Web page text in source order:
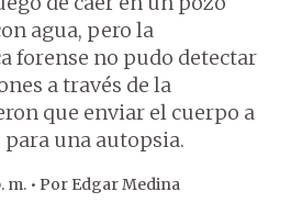
agua, pero la
forense no pudo detectar
a través de la
que enviar el cuerpo a
una autopsia.
m. • Por Edgar Medina